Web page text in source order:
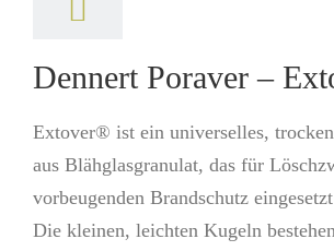
Dennert Poraver –
Extover® ist ein universelles,
aus Blähglasgranulat, das für
vorbeugenden Brandschutz
Die kleinen, leichten Kugeln